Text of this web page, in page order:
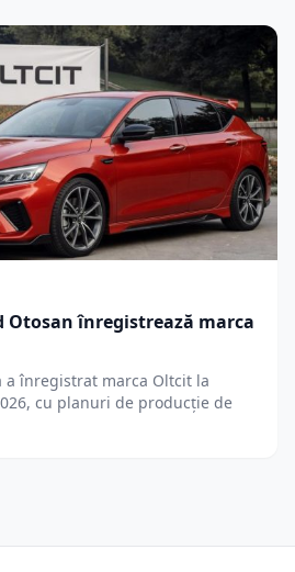
Otosan înregistrează marca
a înregistrat marca Oltcit la
cu planuri de producție de